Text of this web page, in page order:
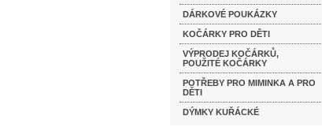
DÁRKOVÉ POUKÁZKY
KOČÁRKY PRO DĚTI
VÝPRODEJ KOČÁRKŮ,
POUŽITÉ KOČÁRKY
POTŘEBY PRO MIMINKA A PRO
DĚTI
DÝMKY KUŘÁCKÉ